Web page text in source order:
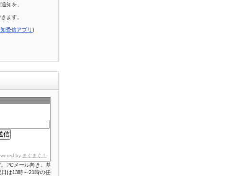
知を、
ます。
受信アプリ )
by まぐまぐ！
PCメール向き。基
は13時～21時の任